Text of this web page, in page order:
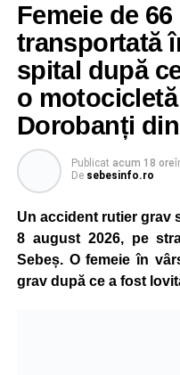
Femeie de
transportată
spital după
o
Dorobanți
Publicat acum 18 ore
De sebesinfo.ro
Un accident rutier grav
8 august 2026, pe
Sebeș. O femeie în
grav după ce a fost